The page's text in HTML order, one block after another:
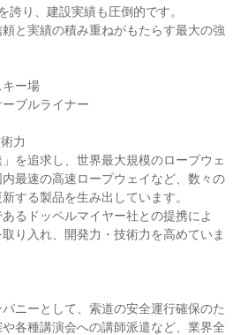
誇り、建設実績も圧倒的です。
と実績の積み重ねがもたらす最大の強
キー場
ーブルライナー
力
」を追求し、世界最大規模のロープウェ
最速の高速ロープウェイなど、数々の
する製品を生み出しています。
るドッペルマイヤー社との提携によ
り入れ、開発力・技術力を高めていま
ニーとして、索道の安全運行確保のた
各種講演会への講師派遣など、業界全